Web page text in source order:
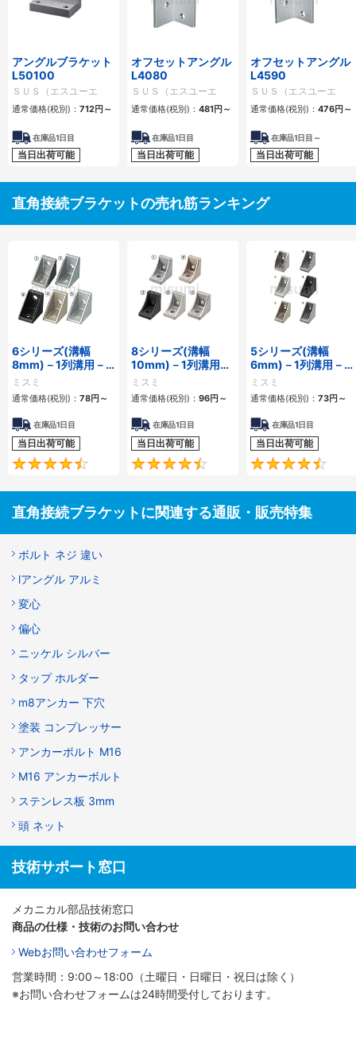
アングルブラケット
L50100
ＳＵＳ（エスユーエ
ス）
通常価格(税別)： 712円～
在庫品1日目
当日出荷可能
オフセットアングル
L4080
ＳＵＳ（エスユーエ
ス）
通常価格(税別)： 481円～
在庫品1日目
当日出荷可能
オフセットアングル
L4590
ＳＵＳ（エスユーエ
ス）
通常価格(税別)： 476円～
在庫品1日目～
当日出荷可能
直角接続ブラケットの売れ筋ランキング
6シリーズ(溝幅
8mm)－1列溝用－
突起付反転ブラケッ
ト
ミスミ
通常価格(税別)： 78円～
在庫品1日目
当日出荷可能
4.5
8シリーズ(溝幅
10mm)－1列溝用－
突起付反転ブラケッ
ト
ミスミ
通常価格(税別)： 96円～
在庫品1日目
当日出荷可能
4.7
5シリーズ(溝幅
6mm)－1列溝用－
突起付反転ブラケッ
ト
ミスミ
通常価格(税別)： 73円～
在庫品1日目
当日出荷可能
直角接続ブラケットに関連する通販・販売特集
ボルト ネジ 違い
lアングル アルミ
変心
偏心
ニッケル シルバー
タップ ホルダー
m8アンカー 下穴
塗装 コンプレッサー
アンカーボルト M16
M16 アンカーボルト
ステンレス板 3mm
頭 ネット
技術サポート窓口
メカニカル部品技術窓口
商品の仕様・技術のお問い合わせ
Webお問い合わせフォーム
営業時間：9:00～18:00（土曜日・日曜日・祝日は除く）
※お問い合わせフォームは24時間受付しております。